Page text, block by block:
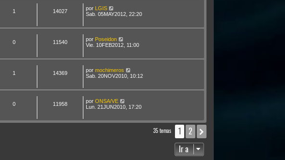
1 14027 por LGIS
Sab. 05MAY2012, 22:20
0 11540 por Poseidon
Vie. 10FEB2012, 11:00
1 14369 por mochimeros
Sab. 20NOV2010, 10:12
0 11958 por ONSA/VE
Lun. 21JUN2010, 17:20
35 temas 1 2
Ir a